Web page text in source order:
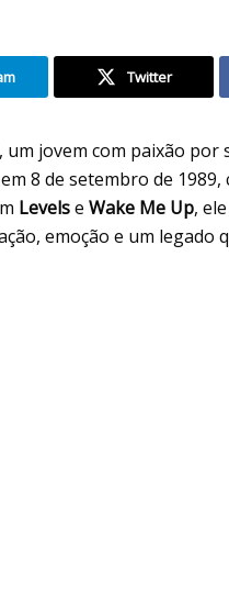
Twitter
, um jovem com paixão por
8 de setembro de
Levelse Wake Me Up,
emoção e um legado